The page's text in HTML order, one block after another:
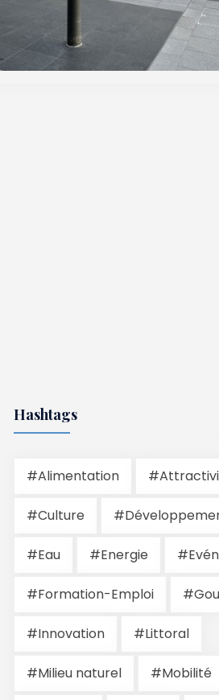
Hashtags
#Alimentation
#Culture
#Eau #Energie
#Formation-Emploi
#Innovation #Littoral
#Milieu naturel #Mobilité